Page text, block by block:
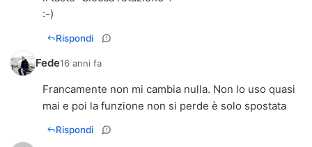
:-)
Rispondi
Fede16 anni fa
Francamente non mi cambia nulla. Non lo uso quasi
mai e poi la funzione non si perde è solo spostata
Rispondi